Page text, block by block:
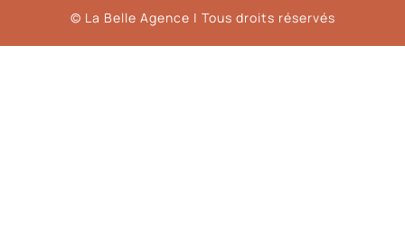
© La Belle Agence | Tous droits réservés